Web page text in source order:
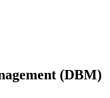
(DBM)